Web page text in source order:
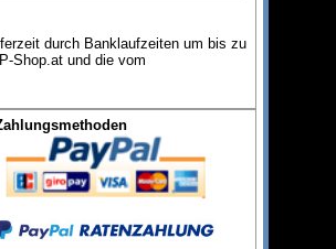
durch Banklaufzeiten um bis zu
Shop.at und die vom